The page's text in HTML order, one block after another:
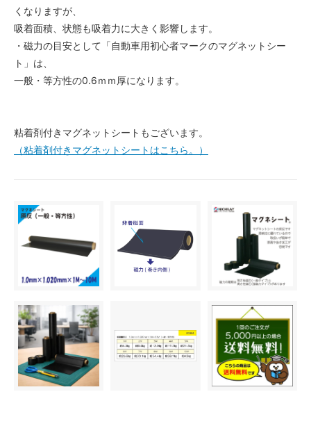
くなりますが、
吸着面積、状態も吸着力に大きく影響します。
・磁力の目安として「自動車用初心者マークのマグネットシー
ト」は、
一般・等方性の0.6ｍｍ厚になります。
粘着剤付きマグネットシートもございます。
（粘着剤付きマグネットシートはこちら。）